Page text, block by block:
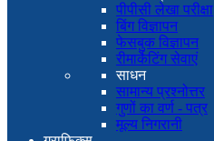
पीपीसी लेखा परीक्षा
बिंग विज्ञापन
फेसबुक विज्ञापन
रीमार्केटिंग सेवाएं
साधन
सामान्य प्रश्नोत्तर
गुणों का वर्ण - पत्र
मूल्य निगरानी